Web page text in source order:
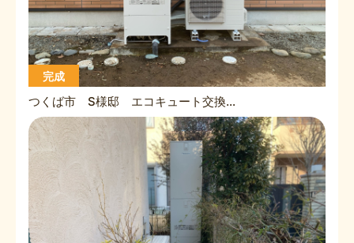
完成
つくば市 S様邸 エコキュート交換工事